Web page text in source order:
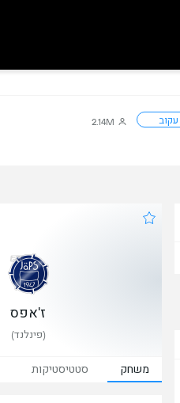
עקוב 2.14M
ז'אפס
(פינלנד)
משחק סטטיסטיקות